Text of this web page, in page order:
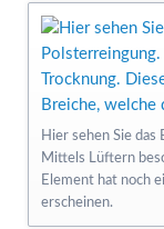
Hier sehen Sie
Mittels Lüftern
Element hat noch
erscheinen.